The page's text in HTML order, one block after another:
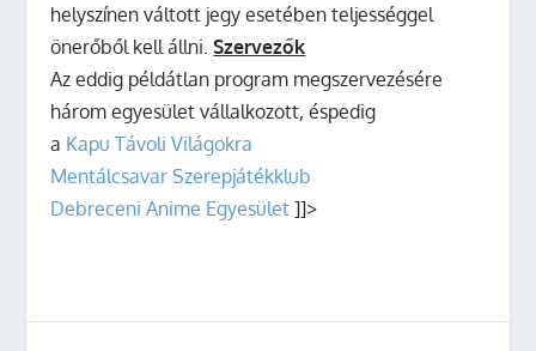
helyszínen váltott jegy esetében teljességgel
önerőből kell állni.Szervezők
Az eddig példátlan program megszervezésére
három egyesület vállalkozott, éspedig
a Kapu Távoli Világokra
Mentálcsavar Szerepjátékklub
Debreceni Anime Egyesület ]]>